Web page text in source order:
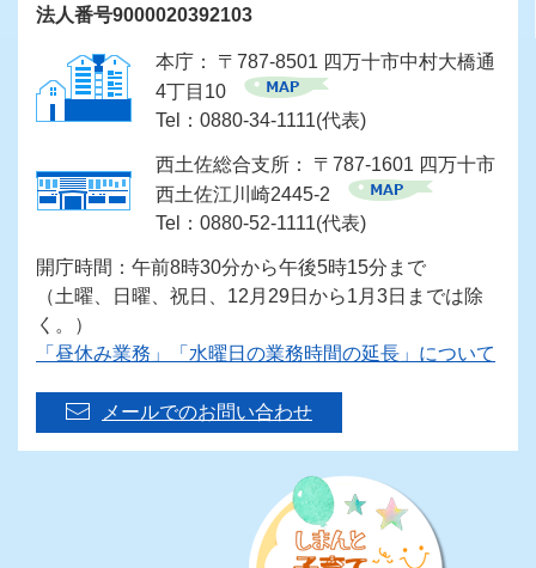
法人番号9000020392103
本庁： 〒787-8501 四万十市中村大橋通
4丁目10
Tel：0880-34-1111(代表)
西土佐総合支所： 〒787-1601 四万十市
西土佐江川崎2445-2
Tel：0880-52-1111(代表)
開庁時間：午前8時30分から午後5時15分まで
（土曜、日曜、祝日、12月29日から1月3日までは除
く。）
「昼休み業務」「水曜日の業務時間の延長」について
メールでのお問い合わせ